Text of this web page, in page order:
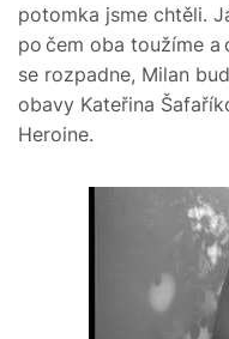
potomka jsme chtěli.
po čem oba toužíme a
se rozpadne, Milan
obavy Kateřina
Heroine.